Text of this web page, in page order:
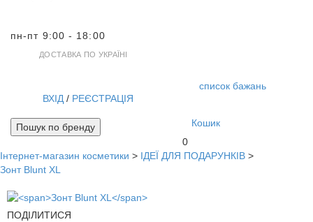
пн-пт 9:00 - 18:00
ДОСТАВКА ПО УКРАЇНІ
список бажань
ВХІД / РЕЄСТРАЦІЯ
Кошик
0
Пошук по бренду
Інтернет-магазин косметики > ІДЕЇ ДЛЯ ПОДАРУНКІВ >
Зонт Blunt XL
ПОДІЛИТИСЯ